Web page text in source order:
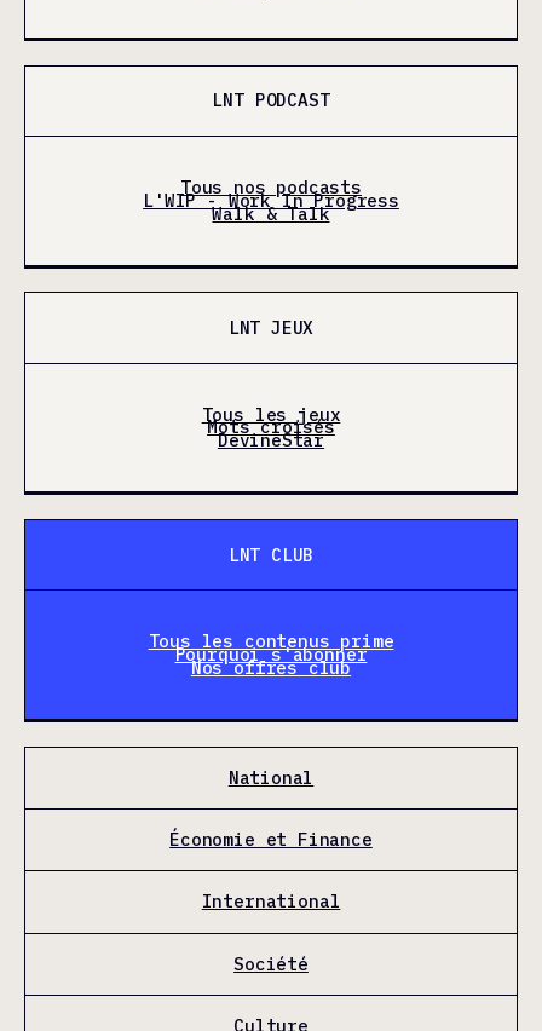
LNT PODCAST
Tous nos podcasts
L'WIP - Work In Progress
Walk & Talk
LNT JEUX
Tous les jeux
Mots croisés
DevineStar
LNT CLUB
Tous les contenus prime
Pourquoi s'abonner
Nos offres club
National
Économie et Finance
International
Société
Culture